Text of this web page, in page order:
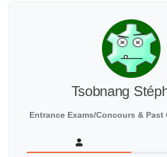
Tsobnang
Entrance Exams/Concours &